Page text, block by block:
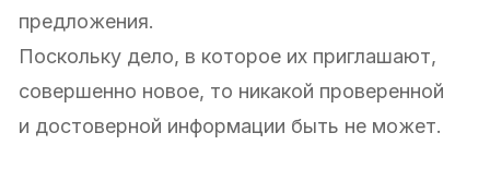
предложения.
Поскольку дело, в которое их приглашают,
совершенно новое, то никакой проверенной
и достоверной информации быть не может.